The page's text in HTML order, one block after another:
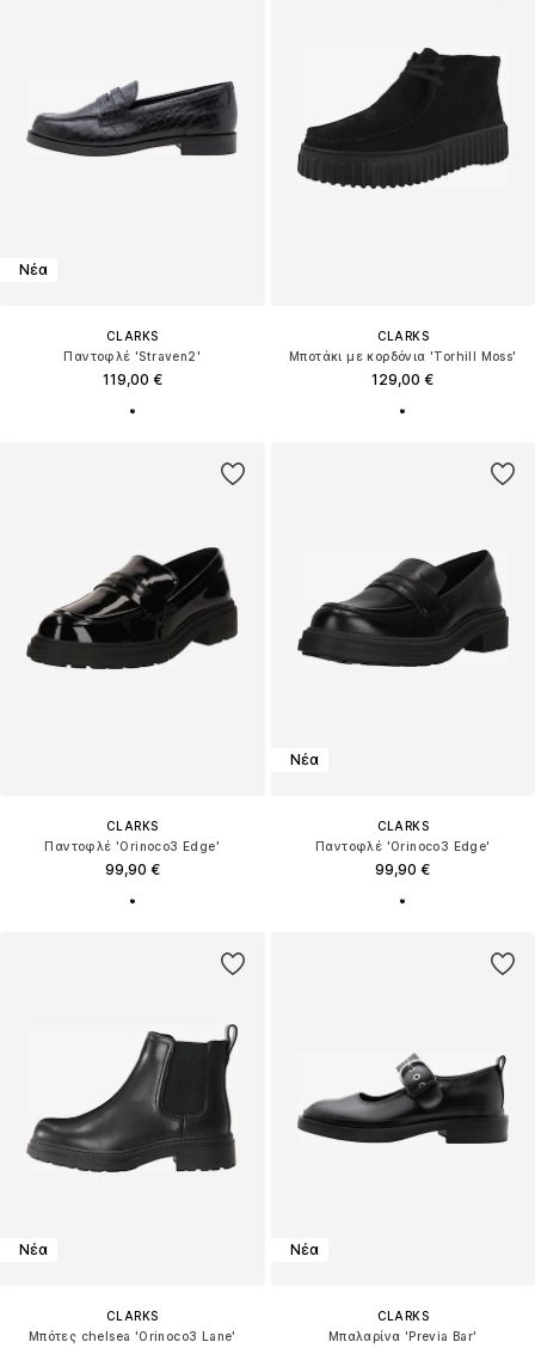
Νέα
CLARKS
Παντοφλέ 'Straven2'
119,00 €
CLARKS
Μποτάκι με κορδόνια 'Torhill Moss'
129,00 €
CLARKS
Παντοφλέ 'Orinoco3 Edge'
99,90 €
Νέα
CLARKS
Παντοφλέ 'Orinoco3 Edge'
99,90 €
Νέα
CLARKS
Μπότες chelsea 'Orinoco3 Lane'
Νέα
CLARKS
Μπαλαρίνα 'Previa Bar'